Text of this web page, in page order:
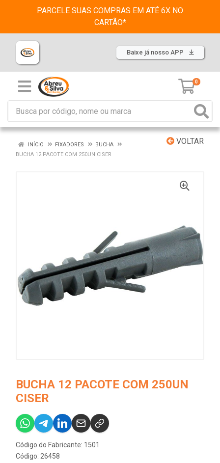
PARCELE SUAS COMPRAS EM ATÉ 6X NO
CARTÃO*
Baixe já nosso APP
0
VOLTAR
INÍCIO FIXADORES
BUCHA
BUCHA 12 PACOTE COM 250UN CISER
BUCHA 12 PACOTE COM 250UN
CISER
Código do Fabricante: 1501
Código: 26458